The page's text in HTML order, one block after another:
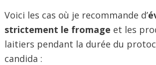
Voici les cas où je recommande d’
strictement le fromage et les
laitiers pendant la durée du
candida :